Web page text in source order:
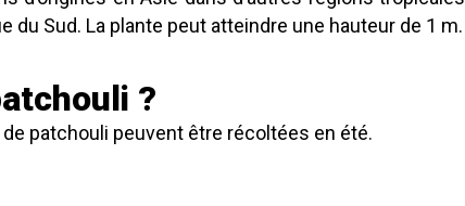
du Sud. La plante peut atteindre une hauteur de 1 m.
?
patchouli peuvent être récoltées en été.